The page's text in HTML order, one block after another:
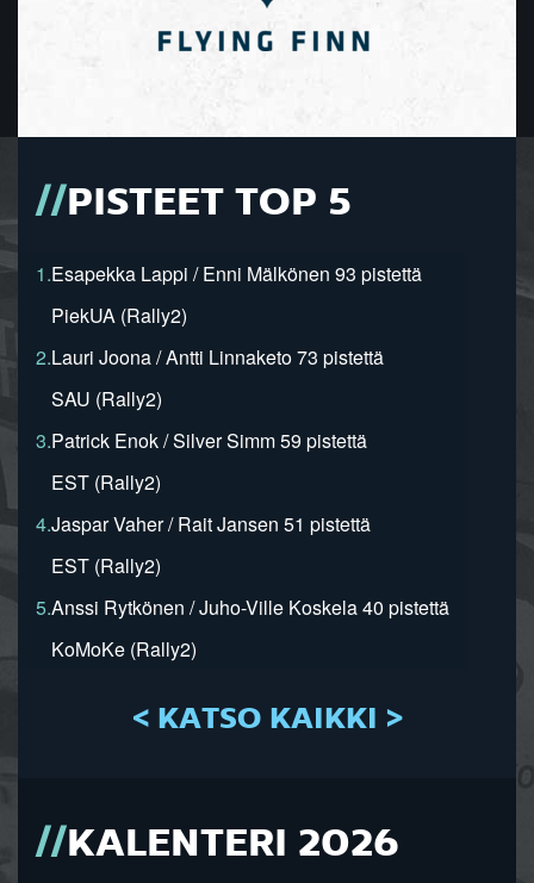
PISTEET TOP 5
1.Esapekka Lappi / Enni Mälkönen 93 pistettä
PiekUA (Rally2)
2.Lauri Joona / Antti Linnaketo 73 pistettä
SAU (Rally2)
3.Patrick Enok / Silver Simm 59 pistettä
EST (Rally2)
4.Jaspar Vaher / Rait Jansen 51 pistettä
EST (Rally2)
5.Anssi Rytkönen / Juho-Ville Koskela 40 pistettä
KoMoKe (Rally2)
< KATSO KAIKKI >
KALENTERI 2026